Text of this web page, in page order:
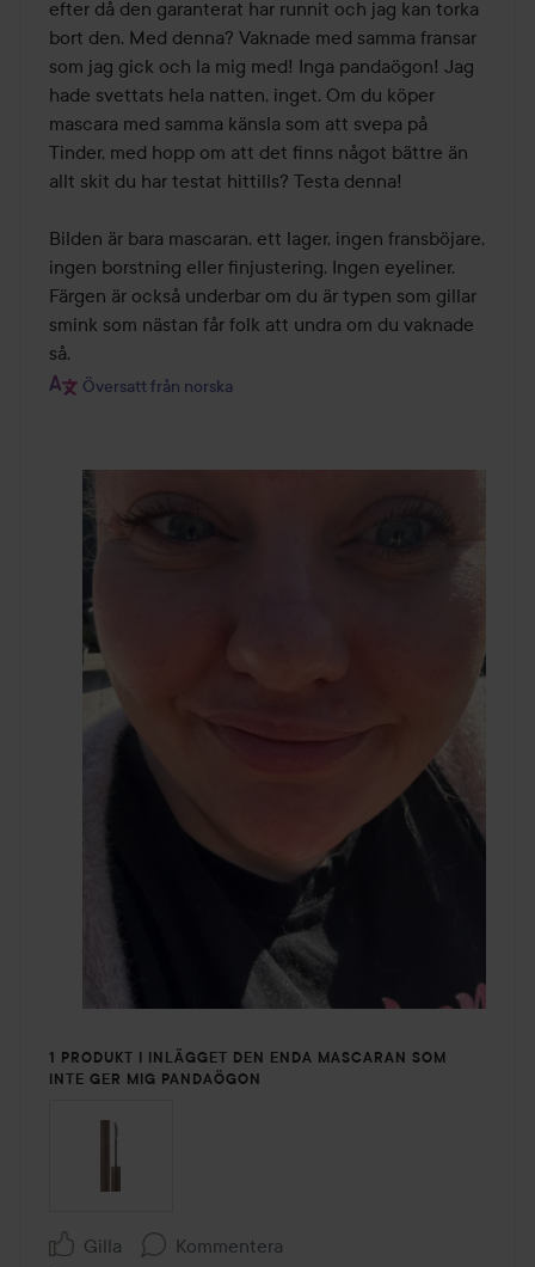
efter då den garanterat har runnit och jag kan torka
bort den. Med denna? Vaknade med samma fransar
som jag gick och la mig med! Inga pandaögon! Jag
hade svettats hela natten, inget. Om du köper
mascara med samma känsla som att svepa på
Tinder, med hopp om att det finns något bättre än
allt skit du har testat hittills? Testa denna!
Bilden är bara mascaran, ett lager, ingen fransböjare,
ingen borstning eller finjustering. Ingen eyeliner.
Färgen är också underbar om du är typen som gillar
smink som nästan får folk att undra om du vaknade
så.
Översatt från norska
1 PRODUKT I INLÄGGET DEN ENDA MASCARAN SOM
INTE GER MIG PANDAÖGON
Gilla Kommentera